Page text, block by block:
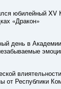
юбилейный XV
«Дракон»
день в
от Республики